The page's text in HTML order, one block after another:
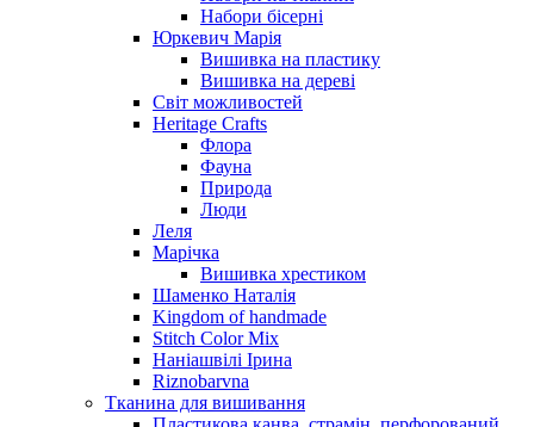
Набори бісерні
Юркевич Марія
Вишивка на пластику
Вишивка на дереві
Світ можливостей
Heritage Crafts
Флора
Фауна
Природа
Люди
Леля
Марічка
Вишивка хрестиком
Шаменко Наталія
Kingdom of handmade
Stitch Color Mix
Наніашвілі Ірина
Riznobarvna
Тканина для вишивання